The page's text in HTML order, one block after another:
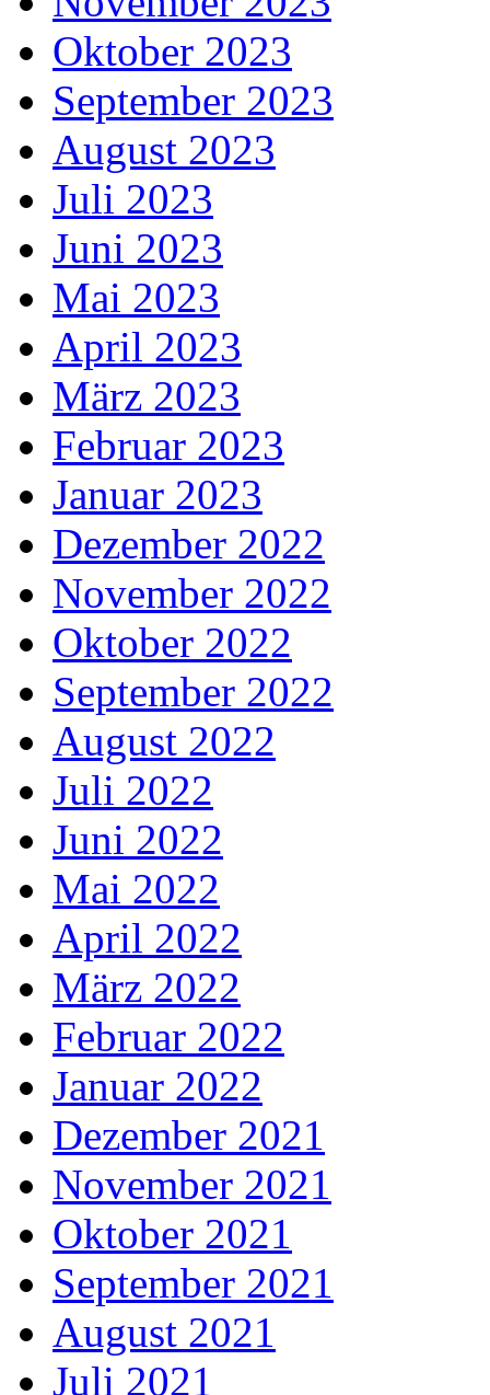
Oktober 2023
September 2023
August 2023
Juli 2023
Juni 2023
Mai 2023
April 2023
März 2023
Februar 2023
Januar 2023
Dezember 2022
November 2022
Oktober 2022
September 2022
August 2022
Juli 2022
Juni 2022
Mai 2022
April 2022
März 2022
Februar 2022
Januar 2022
Dezember 2021
November 2021
Oktober 2021
September 2021
August 2021
Juli 2021